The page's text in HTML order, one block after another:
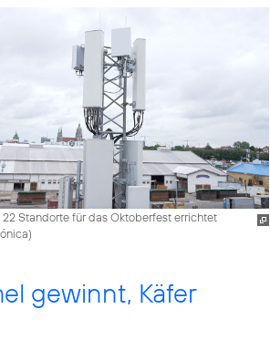
Standorte für das Oktoberfest errichtet
)
gewinnt, Käfer